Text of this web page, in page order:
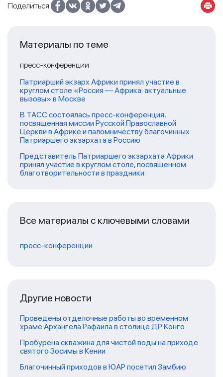
Поделиться:
Материалы по теме
пресс-конференции
Патриарший экзарх Африки принял участие в
круглом столе «Россия — Африка: актуальные
вызовы» в Москве
В ТАСС состоялась пресс-конференция,
посвященная миссии Русской Православной
Церкви в Африке и паломничеству благочинных
Патриаршего экзархата в Россию
Представитель Патриаршего экзархата Африки
принял участие в круглом столе, посвященном
благотворительности в праздники
Все материалы с ключевыми словами
пресс-конференции
Другие новости
Проведены отделочные работы во временном
храме Архангела Рафаила в столице ДР Конго
Пробурена скважина для чистой воды на приходе
святого Зосимы в Кении
Благочинный приходов в ЮАР посетил Замбию